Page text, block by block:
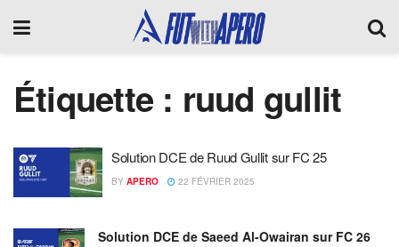
Étiquette : ruud gullit
Solution DCE de Ruud Gullit sur FC 25
BY APERO 22 FÉVRIER 2025
Solution DCE de Saeed Al-Owairan sur FC 26